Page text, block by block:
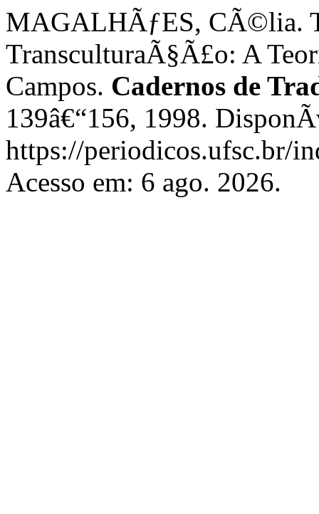
MAGALHÃƒES, CÃ©lia.
TransculturaÃ§Ã£o: A
Campos. Cadernos de
139â€“156, 1998.
https://periodicos.ufsc.br/
Acesso em: 6 ago. 2026.